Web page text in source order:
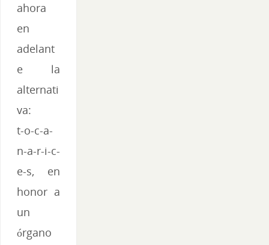
ahora
en
adelant
e la
alternati
va:
t-o-c-a-
n-a-r-i-c-
e-s, en
honor a
un
órgano